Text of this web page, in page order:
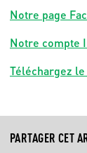
Notre page
Notre compte
Téléchargez
PARTAGER CET